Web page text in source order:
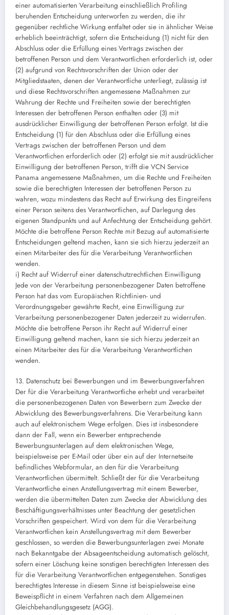
einer automatisierten Verarbeitung einschließlich Profiling
beruhenden Entscheidung unterworfen zu werden, die ihr
gegenüber rechtliche Wirkung entfaltet oder sie in ähnlicher Weise
erheblich beeinträchtigt, sofern die Entscheidung (1) nicht für den
Abschluss oder die Erfüllung eines Vertrags zwischen der
betroffenen Person und dem Verantwortlichen erforderlich ist, oder
(2) aufgrund von Rechtsvorschriften der Union oder der
Mitgliedstaaten, denen der Verantwortliche unterliegt, zulässig ist
und diese Rechtsvorschriften angemessene Maßnahmen zur
Wahrung der Rechte und Freiheiten sowie der berechtigten
Interessen der betroffenen Person enthalten oder (3) mit
ausdrücklicher Einwilligung der betroffenen Person erfolgt. Ist die
Entscheidung (1) für den Abschluss oder die Erfüllung eines
Vertrags zwischen der betroffenen Person und dem
Verantwortlichen erforderlich oder (2) erfolgt sie mit ausdrücklicher
Einwilligung der betroffenen Person, trifft die VCN Service
Panama angemessene Maßnahmen, um die Rechte und Freiheiten
sowie die berechtigten Interessen der betroffenen Person zu
wahren, wozu mindestens das Recht auf Erwirkung des Eingreifens
einer Person seitens des Verantwortlichen, auf Darlegung des
eigenen Standpunkts und auf Anfechtung der Entscheidung gehört.
Möchte die betroffene Person Rechte mit Bezug auf automatisierte
Entscheidungen geltend machen, kann sie sich hierzu jederzeit an
einen Mitarbeiter des für die Verarbeitung Verantwortlichen
wenden.
i) Recht auf Widerruf einer datenschutzrechtlichen Einwilligung
Jede von der Verarbeitung personenbezogener Daten betroffene
Person hat das vom Europäischen Richtlinien- und
Verordnungsgeber gewährte Recht, eine Einwilligung zur
Verarbeitung personenbezogener Daten jederzeit zu widerrufen.
Möchte die betroffene Person ihr Recht auf Widerruf einer
Einwilligung geltend machen, kann sie sich hierzu jederzeit an
einen Mitarbeiter des für die Verarbeitung Verantwortlichen
wenden.
13. Datenschutz bei Bewerbungen und im Bewerbungsverfahren
Der für die Verarbeitung Verantwortliche erhebt und verarbeitet
die personenbezogenen Daten von Bewerbern zum Zwecke der
Abwicklung des Bewerbungsverfahrens. Die Verarbeitung kann
auch auf elektronischem Wege erfolgen. Dies ist insbesondere
dann der Fall, wenn ein Bewerber entsprechende
Bewerbungsunterlagen auf dem elektronischen Wege,
beispielsweise per E-Mail oder über ein auf der Internetseite
befindliches Webformular, an den für die Verarbeitung
Verantwortlichen übermittelt. Schließt der für die Verarbeitung
Verantwortliche einen Anstellungsvertrag mit einem Bewerber,
werden die übermittelten Daten zum Zwecke der Abwicklung des
Beschäftigungsverhältnisses unter Beachtung der gesetzlichen
Vorschriften gespeichert. Wird von dem für die Verarbeitung
Verantwortlichen kein Anstellungsvertrag mit dem Bewerber
geschlossen, so werden die Bewerbungsunterlagen zwei Monate
nach Bekanntgabe der Absageentscheidung automatisch gelöscht,
sofern einer Löschung keine sonstigen berechtigten Interessen des
für die Verarbeitung Verantwortlichen entgegenstehen. Sonstiges
berechtigtes Interesse in diesem Sinne ist beispielsweise eine
Beweispflicht in einem Verfahren nach dem Allgemeinen
Gleichbehandlungsgesetz (AGG).